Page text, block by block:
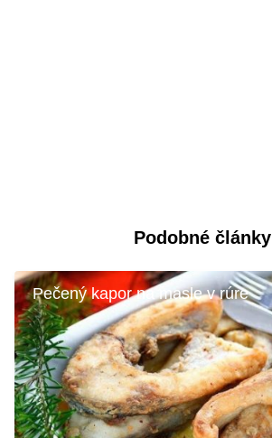
Podobné články
Pečený kapor na masle v rúre